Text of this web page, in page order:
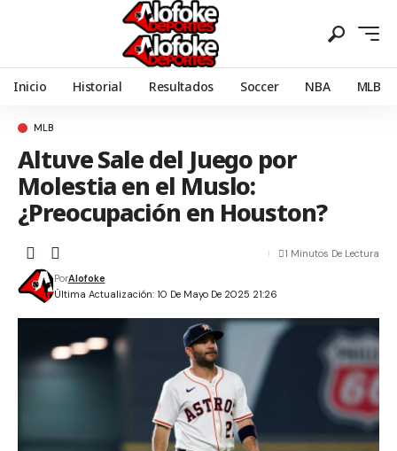
Inicio Historial Resultados Soccer NBA MLB
MLB
Altuve Sale del Juego por
Molestia en el Muslo:
¿Preocupación en Houston?
Última Actualización: 10 De Mayo De 2025 21:26
PorAlofoke
1 Minutos De Lectura